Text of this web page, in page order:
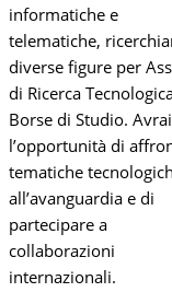
informatiche e
telematiche,
diverse figure per
di Ricerca
Borse di Studio. Avrai
l’opportunità di
tematiche
all’avanguardia e di
partecipare a
collaborazioni
internazionali.